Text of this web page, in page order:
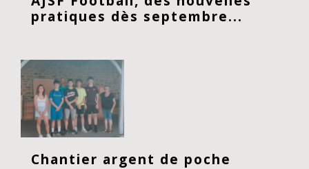
pratiques dès septembre...
Chantier argent de poche